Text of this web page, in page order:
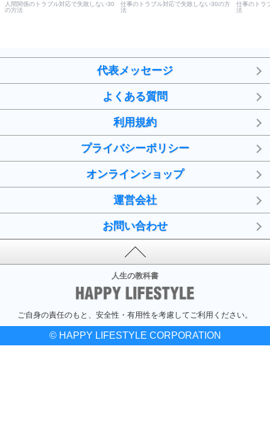
人間関係のトラブル対応で失敗しない30
の方法
仕事のトラブル対応で失敗しない30の方
法
仕事のトラ
法
代表メッセージ
よくある質問
利用規約
プライバシーポリシー
オンラインショップ
運営会社
お問い合わせ
人生の教科書
ご自身の責任のもと、安全性・有用性を考慮してご利用ください。
© HAPPY LIFESTYLE CORPORATION